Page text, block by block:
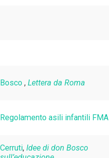
Bosco ,Lettera da Roma
Regolamento asili infantili FMA
Cerruti,Idee di don Bosco